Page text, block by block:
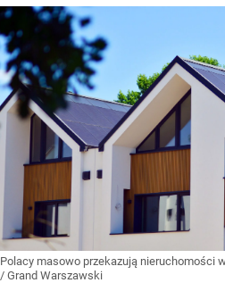
Polacy masowo przekazują nieruchomości
/ Grand Warszawski